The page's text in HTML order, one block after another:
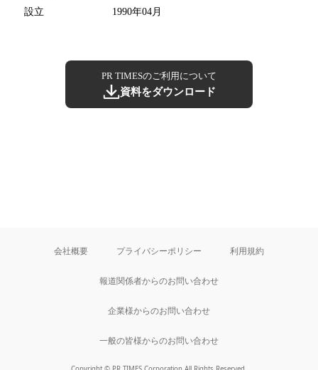
設立
1990年04月
PR TIMESのご利用について
資料をダウンロード
会社概要 プライバシーポリシー 利用規約
報道関係者からのお問い合わせ
企業様からのお問い合わせ
一般の皆様からのお問い合わせ